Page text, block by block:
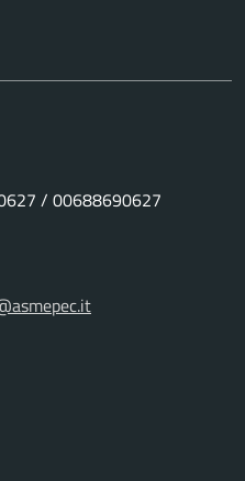
/ 00688690627